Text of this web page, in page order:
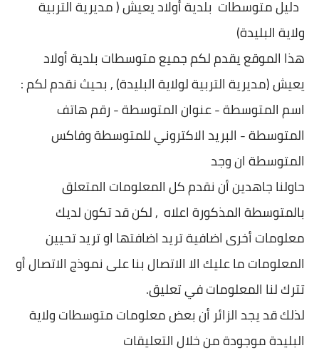
دليل متوسطات بلديةأولاد يعيش ( مديرية التربية
ولاية البليدة)
هذا الموقع يقدم لكم جميع متوسطات بلديةأولاد
يعيش (مديرية التربية لولاية البليدة) , بحيث نقدم لكم :
اسم المتوسطة - عنوان المتوسطة - رقم هاتف
المتوسطة - البريد الاكتروني للمتوسطة وفاكس
المتوسطة ان وجد
حاولنا جاهدين أن نقدم كل المعلومات المتعلق
بالمتوسطة المذكورة اعلاه , لكن قد تكون لديك
معلومات أخرى اضافية تريد اضافتها او تريد تحيين
المعلومات ما عليك الا الاتصال بنا على نموذج الاتصال أو
تترك لنا المعلومات في تعليق.
لذلك قد يجد الزائر أن بعض معلومات متوسطات ولاية
البليدة موجودة من خلال التعليقات